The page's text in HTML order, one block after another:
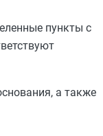
пункты с
а также